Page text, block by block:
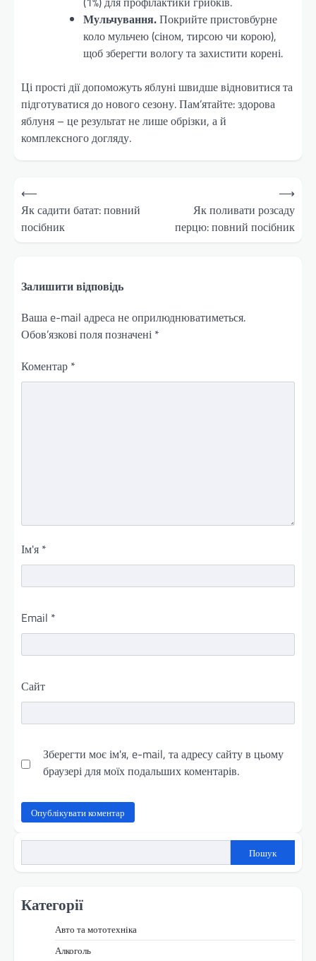
Мульчування.Покрийте пристовбурне
коло мульчею (сіном, тирсою чи корою),
щоб зберегти вологу та захистити корені.
Ці прості дії допоможуть яблуні швидше відновитися та
підготуватися до нового сезону. Пам’ятайте: здорова
яблуня – це результат не лише обрізки, а й
комплексного догляду.
Навігація
записів
⟵
Як садити батат: повний
посібник
Як поливати розсаду
перцю: повний посібник
⟶
Залишити відповідь
Ваша e-mail адреса не оприлюднюватиметься.
Обов’язкові поля позначені *
Коментар *
Ім'я *
Email *
Сайт
Зберегти моє ім'я, e-mail, та адресу сайту в цьому
браузері для моїх подальших коментарів.
Пошук
Категорії
Авто та мототехніка
Алкоголь